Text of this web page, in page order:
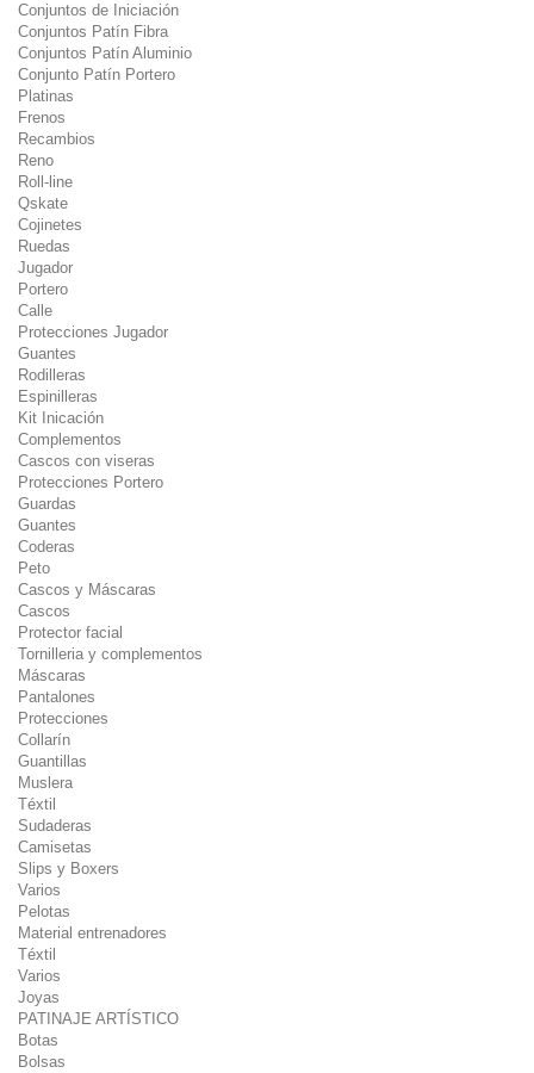
Conjuntos de Iniciación
Conjuntos Patín Fibra
Conjuntos Patín Aluminio
Conjunto Patín Portero
Platinas
Frenos
Recambios
Reno
Roll-line
Qskate
Cojinetes
Ruedas
Jugador
Portero
Calle
Protecciones Jugador
Guantes
Rodilleras
Espinilleras
Kit Inicación
Complementos
Cascos con viseras
Protecciones Portero
Guardas
Guantes
Coderas
Peto
Cascos y Máscaras
Cascos
Protector facial
Tornilleria y complementos
Máscaras
Pantalones
Protecciones
Collarín
Guantillas
Muslera
Téxtil
Sudaderas
Camisetas
Slips y Boxers
Varios
Pelotas
Material entrenadores
Téxtil
Varios
Joyas
PATINAJE ARTÍSTICO
Botas
Bolsas